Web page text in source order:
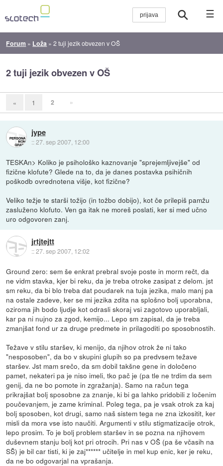
☰
Forum » Loža »2 tuji jezik obvezen v OŠ
2 tuji jezik obvezen v OŠ
« 1 2 »
jype
::27. sep 2007, 12:00
TESKAn> Koliko je psihološko kaznovanje "sprejemljivejše" od
fizične klofute? Glede na to, da je danes postavka psihičnih
poškodb ovrednotena višje, kot fizične?
Veliko težje te starši tožijo (in tožbo dobijo), kot če prilepiš pamžu
zasluženo klofuto. Ven ga itak ne moreš poslati, ker si med učno
uro odgovoren zanj.
jrtjtejtt
::27. sep 2007, 12:02
Ground zero: sem še enkrat prebral svoje poste in morm rečt, da
ne vidm stavka, kjer bi reku, da je treba otroke zasipat z delom. jst
sm reku, da bi blo treba dat poudarek na tuja jezika, malo manj pa
na ostale zadeve, ker se mi jezika zdita na splošno bolj uporabna,
oziroma jih bodo ljudje kot odrasli skoraj vsi zagotovo uporabljali,
kar pa ni nujno za zgod, kemijo... Lepo sm zapisal, da je treba
zmanjšat fond ur za druge predmete in prilagoditi po sposobnostih.
Težave v stilu staršev, ki menijo, da njihov otrok že ni tako
"nesposoben", da bo v skupini glupih so pa predvsem težave
staršev. Jst mam srečo, da sm dobil takšne gene in določeno
pamet, nekateri pa je niso imeli, tko pač je (pa tle ne trdim da sem
genij, da ne bo pomote in zgražanja). Samo na račun tega
prikrajšat bolj sposobne za znanje, ki bi ga lahko pridobili z ločenim
poučevanjem, je zame kriminal. Poleg tega, pa je vsak otrok za kaj
bolj sposoben, kot drugi, samo naš sistem tega ne zna izkositit, ker
misli da mora vse isto naučiti. Argumenti v stilu stigmatizacije otrok,
lepo prosim. To je bolj problem staršev in se pozna na njihovem
duševnem stanju bolj kot pri otrocih. Pri nas v OŠ (pa še včasih na
SŠ) je bil car tisti, ki je zaj****** učitelje in mel kup enic, ker je reku,
da ne bo odgovarjal na vprašanja.